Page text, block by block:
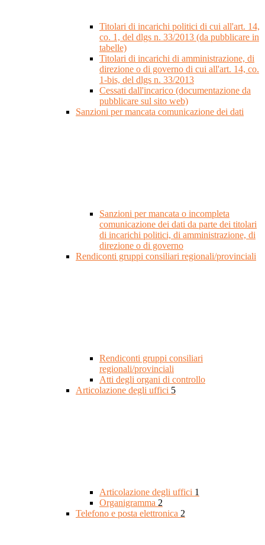
Titolari di incarichi politici di cui all'art. 14,
co. 1, del dlgs n. 33/2013 (da pubblicare in
tabelle)
Titolari di incarichi di amministrazione, di
direzione o di governo di cui all'art. 14, co.
1-bis, del dlgs n. 33/2013
Cessati dall'incarico (documentazione da
pubblicare sul sito web)
Sanzioni per mancata comunicazione dei dati
Sanzioni per mancata o incompleta
comunicazione dei dati da parte dei titolari
di incarichi politici, di amministrazione, di
direzione o di governo
Rendiconti gruppi consiliari regionali/provinciali
Rendiconti gruppi consiliari
regionali/provinciali
Atti degli organi di controllo
Articolazione degli uffici 5
Articolazione degli uffici 1
Organigramma 2
Telefono e posta elettronica 2